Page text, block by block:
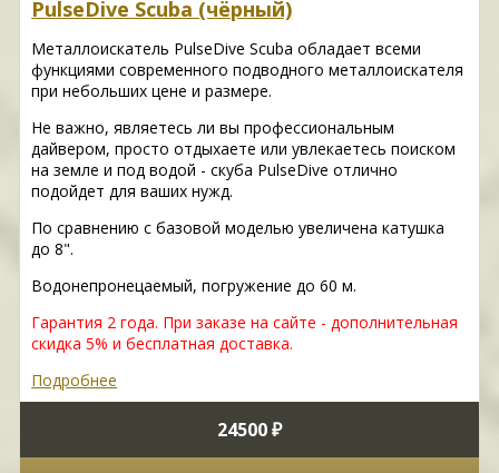
PulseDive Scuba (чёрный)
Металлоискатель PulseDive Scuba обладает всеми
функциями современного подводного металлоискателя
при небольших цене и размере.
Не важно, являетесь ли вы профессиональным
дайвером, просто отдыхаете или увлекаетесь поиском
на земле и под водой - скуба PulseDive отлично
подойдет для ваших нужд.
По сравнению с базовой моделью увеличена катушка
до 8".
Водонепронецаемый, погружение до 60 м.
Гарантия 2 года. При заказе на сайте - дополнительная
скидка 5% и бесплатная доставка.
Подробнее
24500 ₽